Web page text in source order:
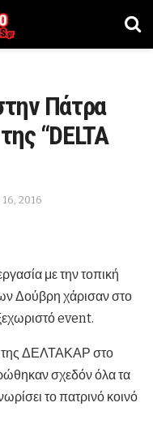
Πάτρα
“DELTA
16, 2016
με την τοπική
Δούβρη χάρισαν στο
event.
της ΔΕΛΤΑΚΑΡ στο
σχεδόν όλα τα
το πατρινό κοινό